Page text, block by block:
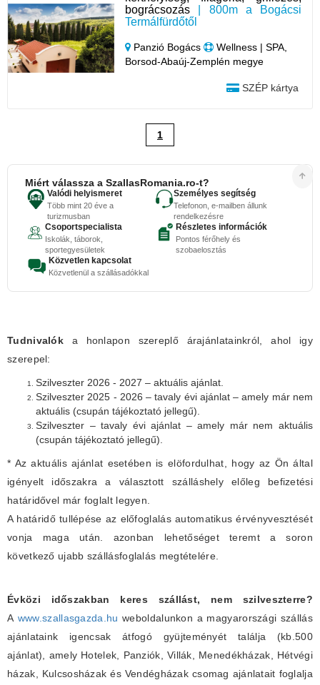
bográcsozás | 800m a Bogácsi
Termálfürdőtől
Panzió Bogács
Wellness | SPA,
Borsod-Abaúj-Zemplén megye
SZÉP kártya
1
Miért válassza a SzallasRomania.ro-t?
Valódi helyismeret
Több mint 20 éve a
turizmusban
Személyes segítség
Telefonon, e-mailben állunk
rendelkezésre
Csoportspecialista
Iskolák, táborok,
sportegyesületek
Részletes információk
Pontos férőhely és
szobaelosztás
Közvetlen kapcsolat
Közvetlenül a szállásadókkal
Tudnivalók a honlapon szereplő árajánlatainkról, ahol igy
szerepel:
Szilveszter 2026 - 2027 – aktuális ajánlat.
Szilveszter 2025 - 2026 – tavaly évi ajánlat – amely már nem
aktuális (csupán tájékoztató jellegű).
Szilveszter – tavaly évi ajánlat – amely már nem aktuális
(csupán tájékoztató jellegű).
* Az aktuális ajánlat esetében is elöfordulhat, hogy az Ön által
igényelt időszakra a választott szálláshely előleg befizetési
határidővel már foglalt legyen.
A határidő tullépése az előfoglalás automatikus érvényvesztését
vonja maga után. azonban lehetőséget teremt a soron
következő ujabb szállásfoglalás megtételére.
Évközi időszakban keres szállást, nem szilveszterre?
A www.szallasgazda.hu weboldalunkon a magyarországi szállás
ajánlataink igencsak átfogó gyüjteményét találja (kb.500
ajánlat), amely Hotelek, Panziók, Villák, Menedékházak, Hétvégi
házak, Kulcsosházak és Vendégházak csomag ajánlatait foglalja